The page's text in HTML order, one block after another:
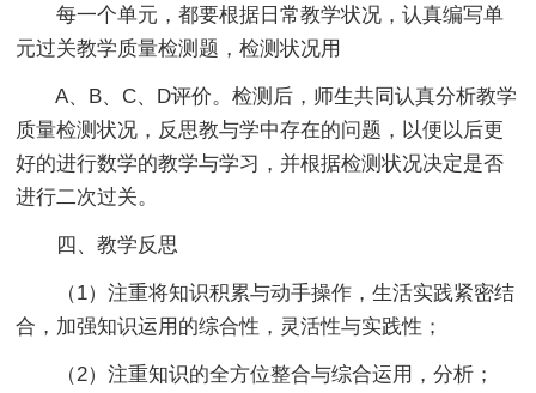
每一个单元，都要根据日常教学状况，认真编写单
元过关教学质量检测题，检测状况用
A、B、C、D评价。检测后，师生共同认真分析教学
质量检测状况，反思教与学中存在的问题，以便以后更
好的进行数学的教学与学习，并根据检测状况决定是否
进行二次过关。
四、教学反思
（1）注重将知识积累与动手操作，生活实践紧密结
合，加强知识运用的综合性，灵活性与实践性；
（2）注重知识的全方位整合与综合运用，分析；